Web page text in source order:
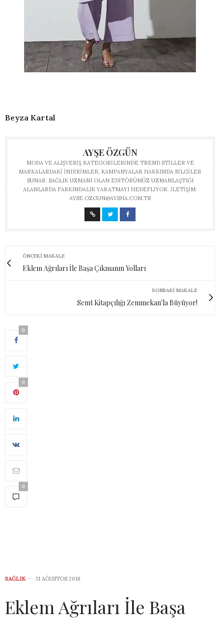
Beyza Kartal
AYŞE ÖZGÜN
MODA VE ALIŞVERIŞ KATEGORILERINDE TREND STILLER VE
MARKALARDAKI INDIRIMLER, KAMPANYALAR HAKKINDA BILGILER
SUNAR. SAĞLIK UZMANI OLAN EDITÖRÜMÜZ UZMANLAŞTIĞI
ALANLARDA FARKINDALIK YARATMAYI HEDEFLIYOR. İLETIŞIM:
AYSE.OZGUN@AYSHA.COM.TR
ÖNCEKI MAKALE
Eklem Ağrıları İle Başa Çıkmanın Yolları
SONRAKI MAKALE
Semt Kitapçılığı Zemmekan'la Büyüyor!
0
0
0
SAĞLIK 31 AĞUSTOS 2018
Eklem Ağrıları İle Başa